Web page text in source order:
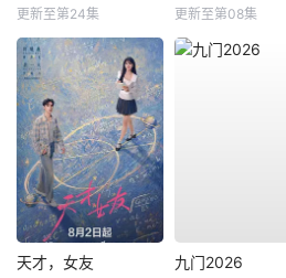
更新至第24集 更新至第08集
天才，女友 九门2026